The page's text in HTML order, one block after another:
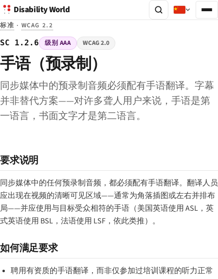
Disability World
标准 · WCAG 2.2
SC 1.2.6 级别 AAA WCAG 2.0
手语（预录制）
同步媒体中的预录制音频必须配有手语翻译。字幕
并非替代方案——对许多聋人用户来说，手语是第
一语言，书面文字才是第二语言。
要求说明
同步媒体中的任何预录制音频，都必须配有手语翻译。翻译人员
应出现在视频的清晰可见区域——通常为角落插图或左右并排布
局——并应使用与目标受众相符的手语（美国英语使用 ASL，英
式英语使用 BSL，法语使用 LSF，依此类推）。
如何满足要求
聘用有资质的手语翻译，而非仅参加过培训课程的听力正常